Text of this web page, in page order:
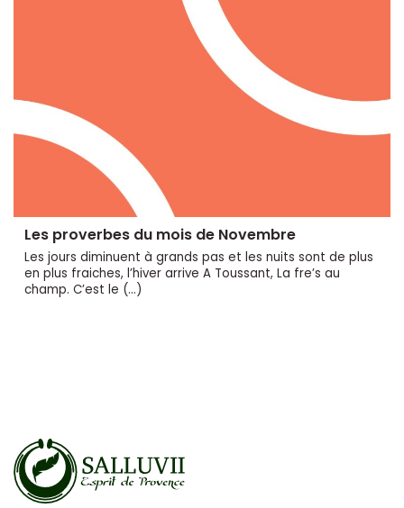
Les proverbes du mois de Novembre
Les jours diminuent à grands pas et les nuits sont de plus
en plus fraiches, l’hiver arrive A Toussant, La fre’s au
champ. C’est le (…)